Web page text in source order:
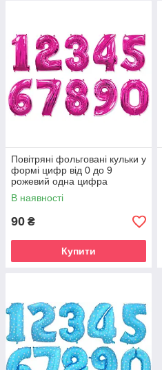
Повітряні фольговані кульки у
формі цифр від 0 до 9
рожевий одна цифра
В наявності
90 ₴
Купити